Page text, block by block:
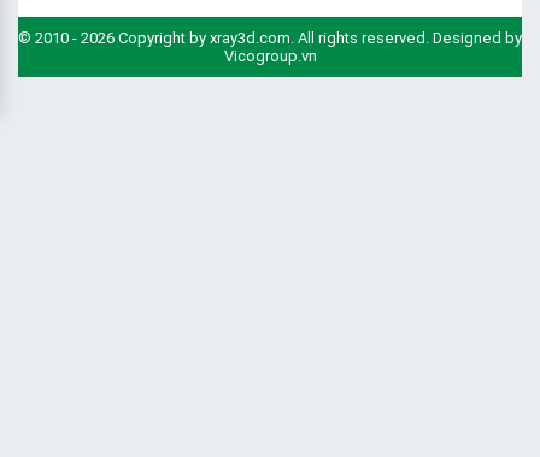
© 2010 - 2026 Copyright by xray3d.com. All rights reserved. Designed by
Vicogroup.vn